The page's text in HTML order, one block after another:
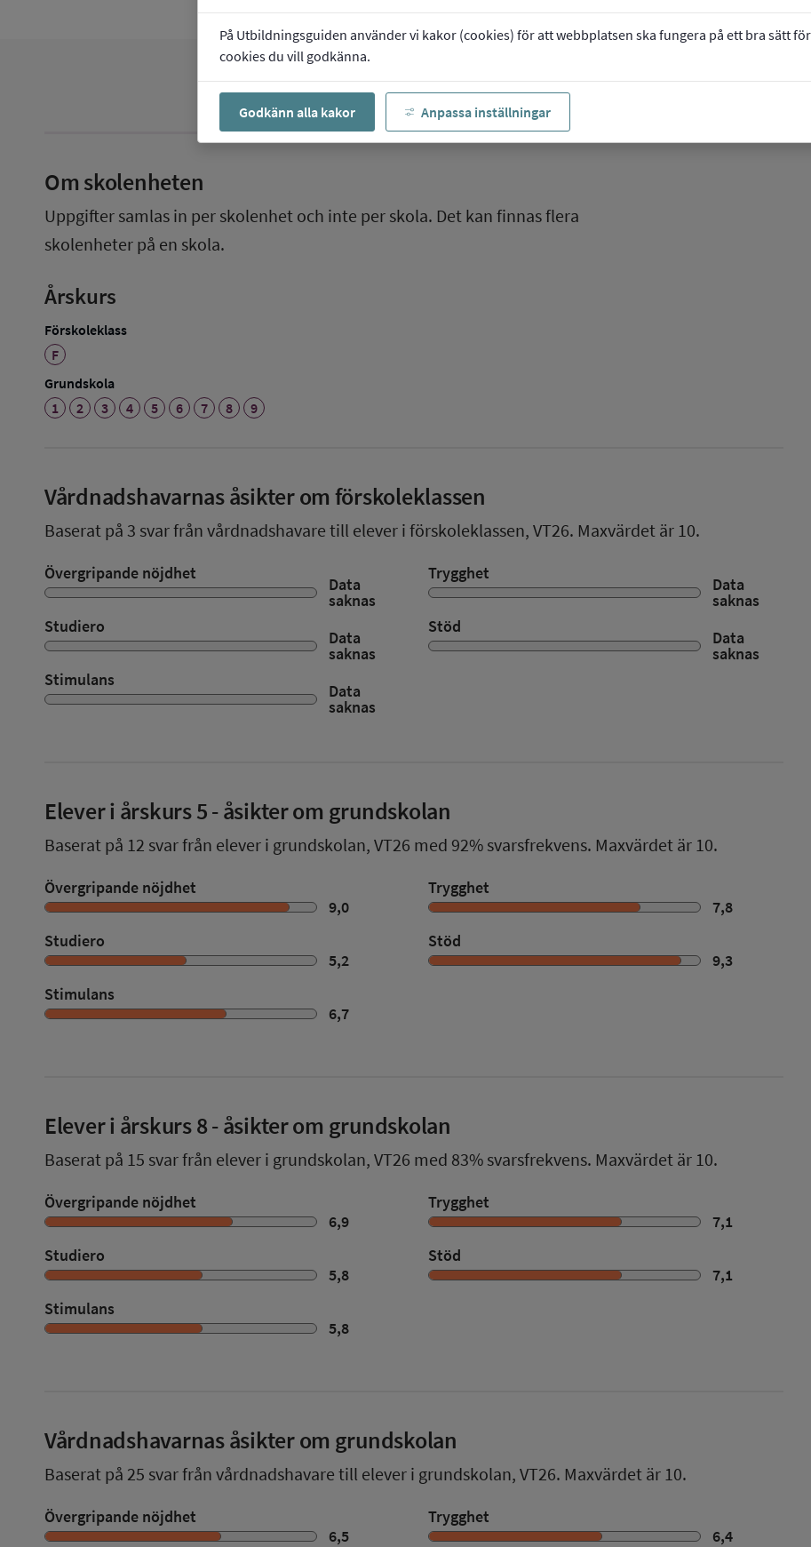
På Utbildningsguiden använder vi kakor (cookies) för att webbplatsen ska fungera på ett bra sätt
cookies du vill godkänna.
Godkänn alla kakor Anpassa inställningar
Om skolenheten
Uppgifter samlas in per skolenhet och inte per skola. Det kan finnas flera
skolenheter på en skola.
Årskurs
Förskoleklass
F
Grundskola
1
2 3 4 5 6 7 8 9
Vårdnadshavarnas åsikter om förskoleklassen
Baserat på 3 svar från vårdnadshavare till elever i förskoleklassen, VT26. Maxvärdet är 10.
Övergripande nöjdhet
Data
saknas
Trygghet
Data
saknas
Studiero
Data
saknas
Stöd
Data
saknas
Stimulans
Data
saknas
Elever i årskurs 5- åsikter om grundskolan
Baserat på 12 svar från elever i grundskolan, VT26 med 92% svarsfrekvens. Maxvärdet är 10.
Övergripande nöjdhet
9,0
Trygghet
7,8
Studiero
5,2
Stöd
9,3
Stimulans
6,7
Elever i årskurs 8- åsikter om grundskolan
Baserat på 15 svar från elever i grundskolan, VT26 med 83% svarsfrekvens. Maxvärdet är 10.
Övergripande nöjdhet
6,9
Trygghet
7,1
Studiero
5,8
Stöd
7,1
Stimulans
5,8
Vårdnadshavarnas åsikter om grundskolan
Baserat på 25 svar från vårdnadshavare till elever i grundskolan, VT26. Maxvärdet är 10.
Övergripande nöjdhet
6,5
Trygghet
6,4